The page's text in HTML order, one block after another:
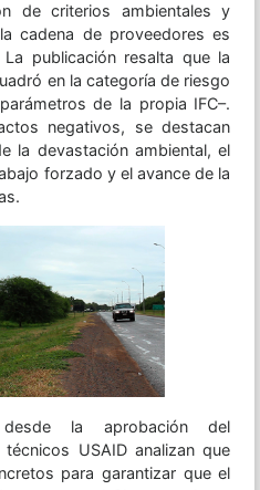
de criterios ambientales y
cadena de proveedores es
La publicación resalta que la
en la categoría de riesgo
de la propia IFC–.
negativos, se destacan
la devastación ambiental, el
forzado y el avance de la
la aprobación del
USAID analizan que
para garantizar que el